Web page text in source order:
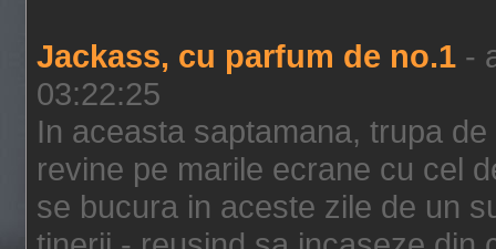
Jackass, cu parfum de no.1 -
03:22:25
In aceasta saptamana, trupa
revine pe marile ecrane cu cel
se bucura in aceste zile de un